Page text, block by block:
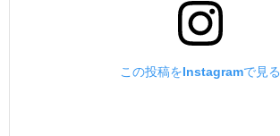
この投稿をInstagramで見る